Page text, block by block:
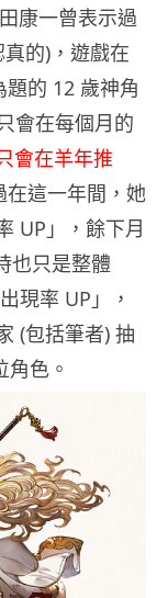
康一曾表示過
的)，遊戲在
題的 12 歲神角
會在每個月的
會在羊年推
在這一年間，她
UP」，餘下月
也只是整體
現率 UP」，
(包括筆者) 抽
色。